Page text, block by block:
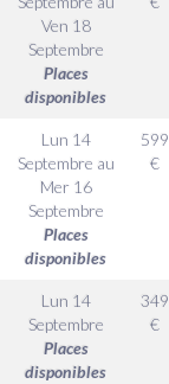
Ven 18
Septembre
Places
disponibles
Lun 14
Septembre au
Mer 16
Septembre
Places
disponibles
599
€
Lun 14
Septembre
Places
disponibles
349
€